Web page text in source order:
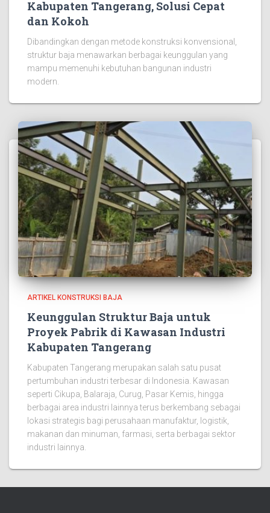
Kabupaten Tangerang, Solusi Cepat
dan Kokoh
Dibandingkan dengan metode konstruksi konvensional,
struktur baja menawarkan berbagai keunggulan yang
mampu memenuhi kebutuhan bangunan industri
modern.
ARTIKEL KONSTRUKSI BAJA
Keunggulan Struktur Baja untuk
Proyek Pabrik di Kawasan Industri
Kabupaten Tangerang
Kabupaten Tangerang merupakan salah satu pusat
pertumbuhan industri terbesar di Indonesia. Kawasan
seperti Cikupa, Balaraja, Curug, Pasar Kemis, hingga
berbagai area industri lainnya terus berkembang sebagai
lokasi strategis bagi perusahaan manufaktur, logistik,
makanan dan minuman, farmasi, serta berbagai sektor
industri lainnya.